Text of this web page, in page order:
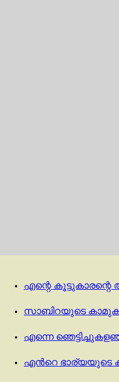
എന്റെ കൂട്ടുകാരന്റെ
സാബിറയുടെ
എന്നെ
എന്‍റെ ഭാര്യയുടെ